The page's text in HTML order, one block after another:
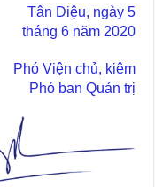
ngày 5
tháng 6 năm 2020
kiêm
Phó ban Quản trị